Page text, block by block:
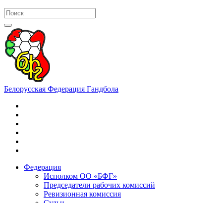
Белорусская Федерация Гандбола
Федерация
Исполком ОО «БФГ»
Председатели рабочих комиссий
Ревизионная комиссия